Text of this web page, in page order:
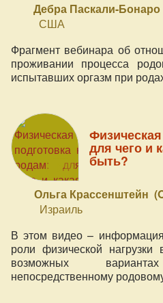
Дебра Паскали-
США
Фрагмент вебинара об
проживании процесса
испытавших оргазм при
для чего и
быть?
Ольга Крассенштейн
Израиль
В этом видео –
роли физической
возможных
непосредственному